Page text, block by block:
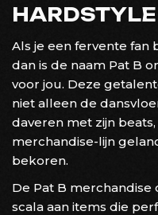
Als je een fervente fan
dan is de naam Pat B
voor jou. Deze
niet alleen de
daveren met zijn
merchandise-lijn
bekoren.
De Pat B
scala aan items die